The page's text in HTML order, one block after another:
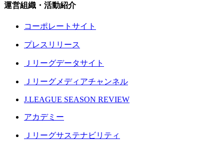
運営組織・活動紹介
コーポレートサイト
プレスリリース
Ｊリーグデータサイト
Ｊリーグメディアチャンネル
J.LEAGUE SEASON REVIEW
アカデミー
Ｊリーグサステナビリティ